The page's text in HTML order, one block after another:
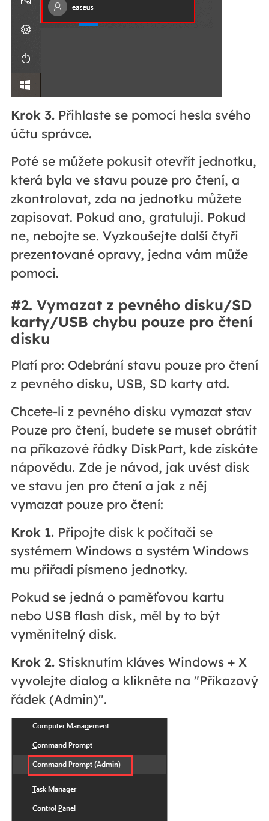
Krok 3.Přihlaste se pomocí hesla svého
účtu správce.
Poté se můžete pokusit otevřít jednotku,
která byla ve stavu pouze pro čtení, a
zkontrolovat, zda na jednotku můžete
zapisovat. Pokud ano, gratuluji. Pokud
ne, nebojte se. Vyzkoušejte další čtyři
prezentované opravy, jedna vám může
pomoci.
#2. Vymazat z pevného disku/SD
karty/USB chybu pouze pro čtení
disku
Platí pro: Odebrání stavu pouze pro čtení
z pevného disku, USB, SD karty atd.
Chcete-li z pevného disku vymazat stav
Pouze pro čtení, budete se muset obrátit
na příkazové řádky DiskPart, kde získáte
nápovědu. Zde je návod, jak uvést disk
ve stavu jen pro čtení a jak z něj
vymazat pouze pro čtení:
Krok 1.Připojte disk k počítači se
systémem Windows a systém Windows
mu přiřadí písmeno jednotky.
Pokud se jedná o paměťovou kartu
nebo USB flash disk, měl by to být
vyměnitelný disk.
Krok 2.Stisknutím kláves Windows + X
vyvolejte dialog a klikněte na "Příkazový
řádek (Admin)".